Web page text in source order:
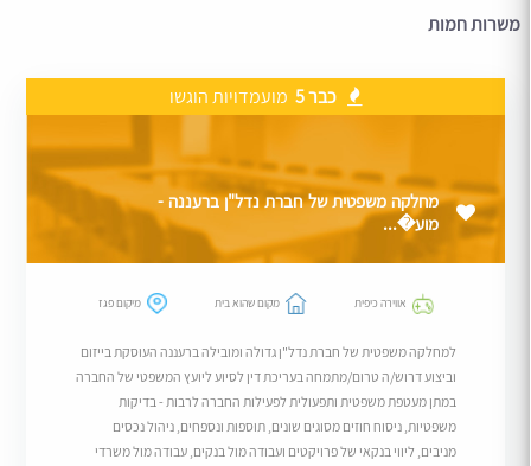
משרות חמות
כבר 5 מועמדויות הוגשו
מחלקה משפטית של חברת נדל"ן ברעננה -
מוע�...
אווירה כיפית מקום שהוא בית מיקום פגז
למחלקה משפטית של חברת נדל"ן גדולה ומובילה ברעננה העוסקת בייזום
וביצוע דרוש/ה טרום/מתמחה בעריכת דין לסיוע ליועץ המשפטי של החברה
במתן מעטפת משפטית ותפעולית לפעילות החברה לרבות - בדיקות
משפטיות, ניסוח חוזים מסוגים שונים, תוספות ונספחים, ניהול נכסים
מניבים, ליווי בנקאי של פרויקטים ועבודה מול בנקים, עבודה מול משרדי